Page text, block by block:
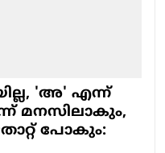
'അ' എന്ന്
മനസിലാകും,
പോകും: